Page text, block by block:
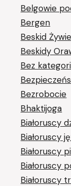
Belgowie
Bergen
Beskid
Beskidy
Bez
Bezrobocie
Bhaktijoga
Białoruscy
Białoruscy
Białoruscy
Białoruscy
Białoruscy